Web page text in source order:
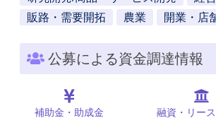
販路・需要開拓
農業 開業・店
公募による資金調達情報
補助金・助成金 融資・リー